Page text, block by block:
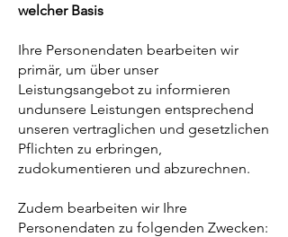
welcher Basis
Ihre Personendaten bearbeiten wir
primär, um über unser
Leistungsangebot zu informieren
undunsere Leistungen entsprechend
unseren vertraglichen und gesetzlichen
Pflichten zu erbringen,
zudokumentieren und abzurechnen.
Zudem bearbeiten wir Ihre
Personendaten zu folgenden Zwecken: